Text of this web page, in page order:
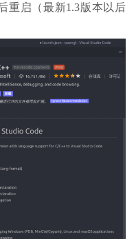
重启（最新1.3版本以后